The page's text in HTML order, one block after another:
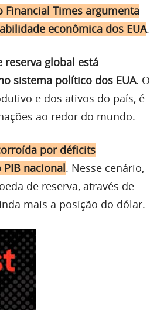
Financial Times argumenta
econômica dos EUA.
global está
sistema político dos EUA. O
e dos ativos do país, é
ao redor do mundo.
por déficits
nacional. Nesse cenário,
de reserva, através de
mais a posição do dólar.